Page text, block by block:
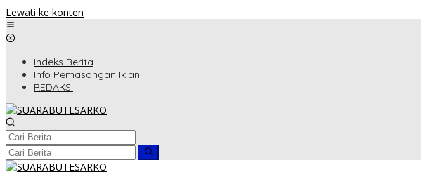
Lewati ke konten
Indeks Berita
Info Pemasangan Iklan
REDAKSI